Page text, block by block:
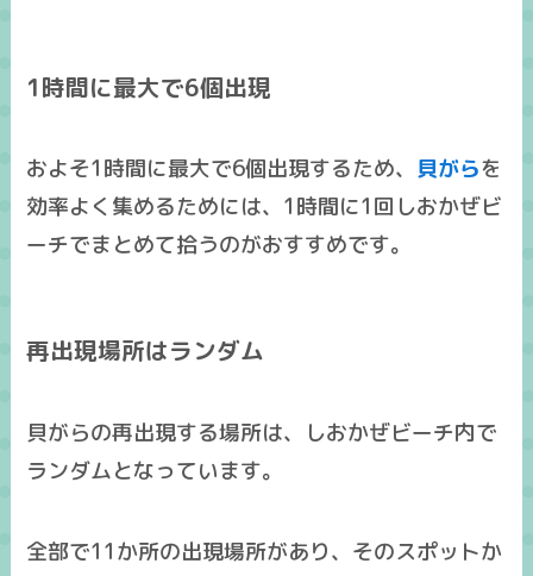
1時間に最大で6個出現
およそ1時間に最大で6個出現するため、 貝がらを
効率よく集めるためには、 1時間に1回しおかぜビ
ーチでまとめて拾うのがおすすめです。
再出現場所はランダム
貝がらの再出現する場所は、しおかぜビーチ内で
ランダムとなっています。
全部で11か所の出現場所があり、そのスポットか